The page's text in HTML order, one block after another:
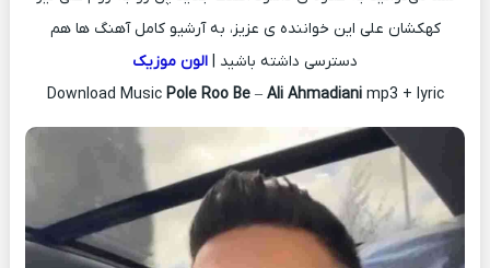
کهکشان علی این خواننده ی عزیز، به آرشیو کامل آهنگ ها هم
دسترسی داشته باشید | الون موزیک
Download Music Pole Roo Be– Ali Ahmadianimp3 + lyric